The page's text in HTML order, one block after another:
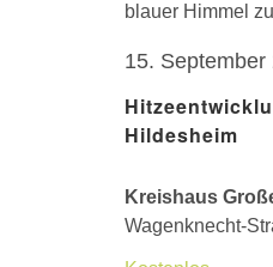
Hildesheim
15. September
Kreishaus
Wagenknecht-